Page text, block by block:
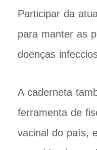
Participar da
para manter as
doenças
A caderneta
ferramenta de
vacinal do país,